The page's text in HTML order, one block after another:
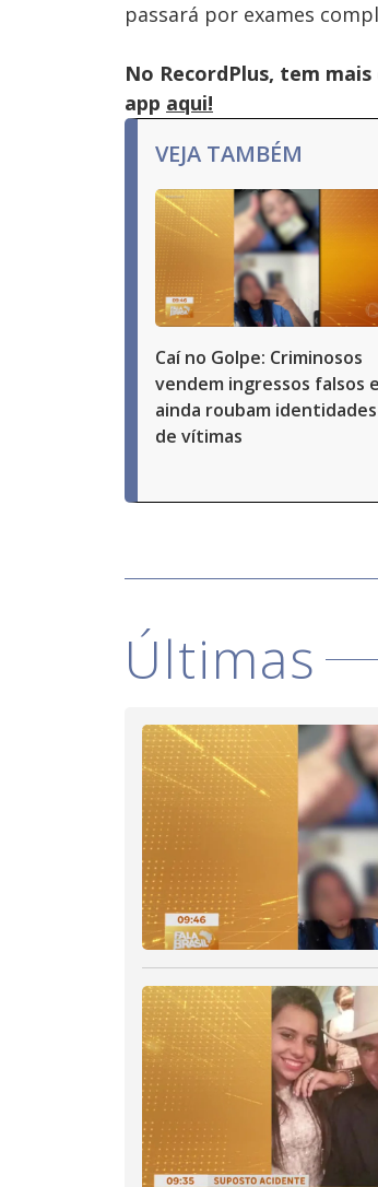
passará por exames
No RecordPlus, tem
app aqui!
VEJA TAMBÉM
Caí no Golpe: Criminosos
vendem ingressos falsos e
ainda roubam identidades
de vítimas
Últimas